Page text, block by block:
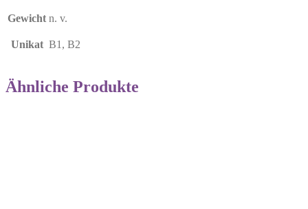
Gewicht n. v.
Unikat B1, B2
Ähnliche Produkte